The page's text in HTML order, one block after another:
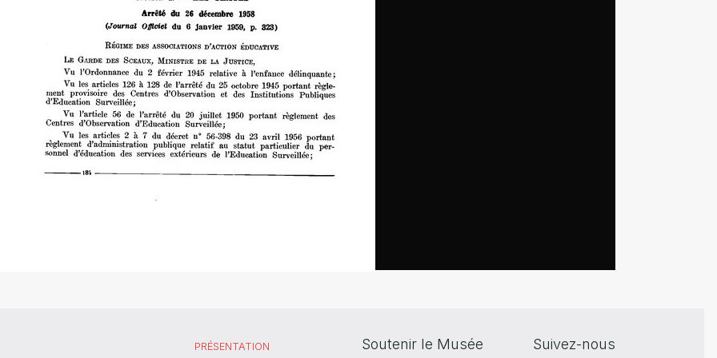
PRÉSENTATION Soutenir le Musée Suivez-nous